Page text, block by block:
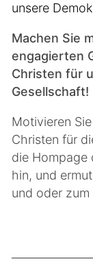
unsere
Machen Sie
engagierten
Christen für
Gesellschaft!
Motivieren
Christen für
die Hompage
hin, und
und oder